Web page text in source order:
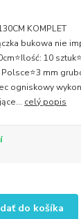
KOMPLET
bukowa nie
10
mm
ogniskowy
celý popis
do košíka